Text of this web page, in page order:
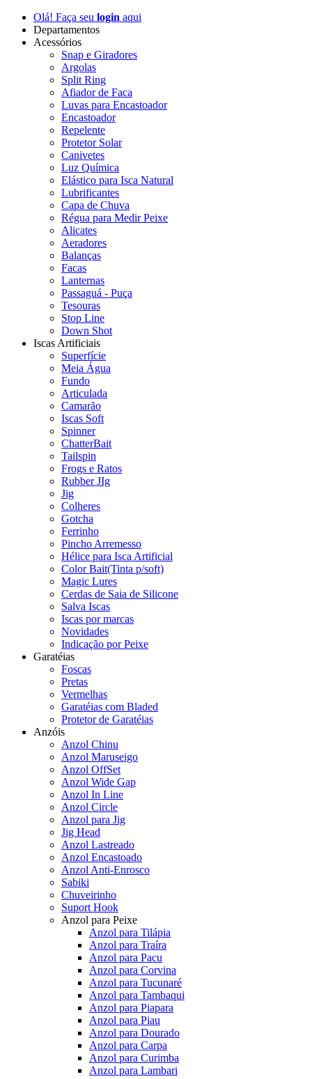
Olá! Faça seu login aqui
Departamentos
Acessórios
Snap e Giradores
Argolas
Split Ring
Afiador de Faca
Luvas para Encastoador
Encastoador
Repelente
Protetor Solar
Canivetes
Luz Química
Elástico para Isca Natural
Lubrificantes
Capa de Chuva
Régua para Medir Peixe
Alicates
Aeradores
Balanças
Facas
Lanternas
Passaguá - Puça
Tesouras
Stop Line
Down Shot
Iscas Artificiais
Superfície
Meia Água
Fundo
Articulada
Camarão
Iscas Soft
Spinner
ChatterBait
Tailspin
Frogs e Ratos
Rubber JIg
Jig
Colheres
Gotcha
Ferrinho
Pincho Arremesso
Hélice para Isca Artificial
Color Bait(Tinta p/soft)
Magic Lures
Cerdas de Saia de Silicone
Salva Iscas
Iscas por marcas
Novidades
Indicação por Peixe
Garatéias
Foscas
Pretas
Vermelhas
Garatéias com Bladed
Protetor de Garatéias
Anzóis
Anzol Chinu
Anzol Maruseigo
Anzol OffSet
Anzol Wide Gap
Anzol In Line
Anzol Circle
Anzol para Jig
Jig Head
Anzol Lastreado
Anzol Encastoado
Anzol Anti-Enrosco
Sabiki
Chuveirinho
Suport Hook
Anzol para Peixe
Anzol para Tilápia
Anzol para Traíra
Anzol para Pacu
Anzol para Corvina
Anzol para Tucunaré
Anzol para Tambaqui
Anzol para Piapara
Anzol para Piau
Anzol para Dourado
Anzol para Carpa
Anzol para Curimba
Anzol para Lambari